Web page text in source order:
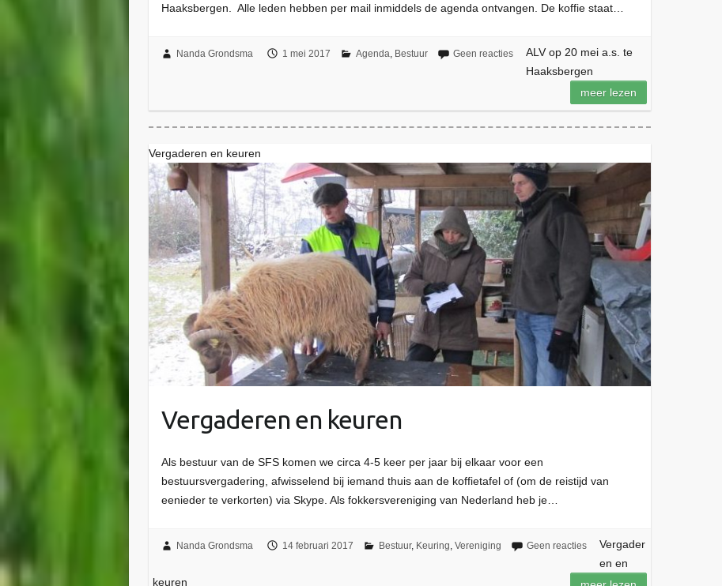
Haaksbergen. Alle leden hebben per mail inmiddels de agenda ontvangen. De koffie staat…
Nanda Grondsma 1 mei 2017 Agenda, Bestuur Geen reacties
ALV op 20 mei a.s. te
Haaksbergen
meer lezen
Vergaderen en keuren
Vergaderen en keuren
Als bestuur van de SFS komen we circa 4-5 keer per jaar bij elkaar voor een
bestuursvergadering, afwisselend bij iemand thuis aan de koffietafel of (om de reistijd van
eenieder te verkorten) via Skype. Als fokkersvereniging van Nederland heb je…
Nanda Grondsma 14 februari 2017 Bestuur, Keuring, Vereniging Geen reacties
Vergader
en en
keuren